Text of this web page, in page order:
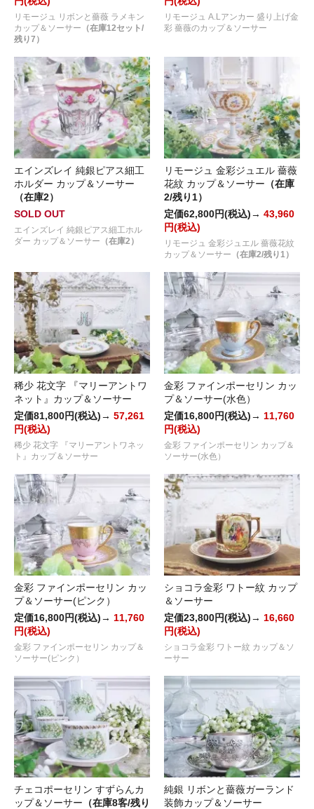
リモージュ リボンと薔薇 ラメキン
カップ＆ソーサー （在庫12セット/
残り7）
リモージュ A.Lアンカー 盛り上げ金
彩 薔薇のカップ＆ソーサー
エインズレイ 純銀ピアス細工
ホルダー カップ＆ソーサー
（在庫2）
SOLD OUT
エインズレイ 純銀ピアス細工ホル
ダー カップ＆ソーサー （在庫2）
リモージュ 金彩ジュエル 薔薇
花紋 カップ＆ソーサー （在庫
2/残り1）
定価62,800円(税込)→ 43,960
円(税込)
リモージュ 金彩ジュエル 薔薇花紋
カップ＆ソーサー （在庫2/残り1）
稀少 花文字 『マリーアントワ
ネット』カップ＆ソーサー
定価81,800円(税込)→ 57,261
円(税込)
稀少 花文字 『マリーアントワネッ
ト』カップ＆ソーサー
金彩 ファインポーセリン カッ
プ＆ソーサー(水色）
定価16,800円(税込)→ 11,760
円(税込)
金彩 ファインポーセリン カップ＆
ソーサー(水色）
金彩 ファインポーセリン カッ
プ＆ソーサー(ピンク）
定価16,800円(税込)→ 11,760
円(税込)
金彩 ファインポーセリン カップ＆
ソーサー(ピンク）
ショコラ金彩 ワトー紋 カップ
＆ソーサー
定価23,800円(税込)→ 16,660
円(税込)
ショコラ金彩 ワトー紋 カップ＆ソ
ーサー
チェコポーセリン すずらんカ
ップ＆ソーサー （在庫8客/残り
純銀 リボンと薔薇ガーランド
装飾カップ＆ソーサー